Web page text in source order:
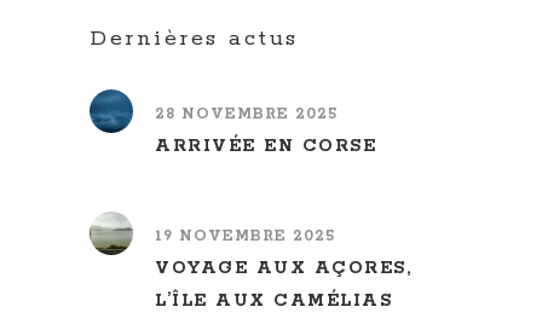
Dernières actus
28 NOVEMBRE 2025
ARRIVÉE EN CORSE
19 NOVEMBRE 2025
VOYAGE AUX AÇORES,
L’ÎLE AUX CAMÉLIAS